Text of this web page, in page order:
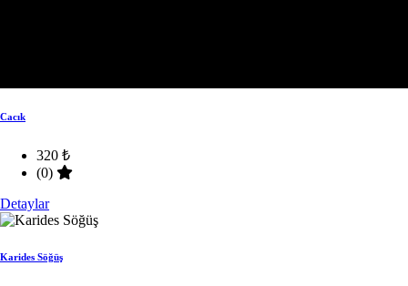
Cacık
320 ₺
(0)
Detaylar
Karides Söğüş